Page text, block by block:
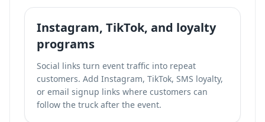
Instagram, TikTok, and loyalty
programs
Social links turn event traffic into repeat
customers. Add Instagram, TikTok, SMS loyalty,
or email signup links where customers can
follow the truck after the event.